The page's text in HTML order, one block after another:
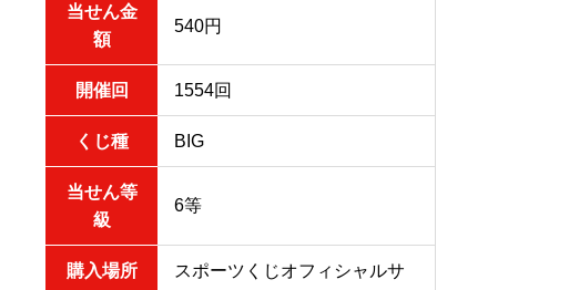
当せん金
額
540円
開催回 1554回
くじ種 BIG
当せん等
級
6等
購入場所
スポーツくじオフィシャルサ